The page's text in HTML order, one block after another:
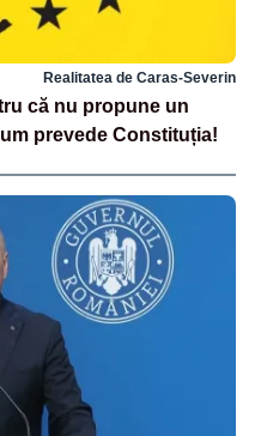
Realitatea de Caras-Severin
că nu propune un
prevede Constituția!